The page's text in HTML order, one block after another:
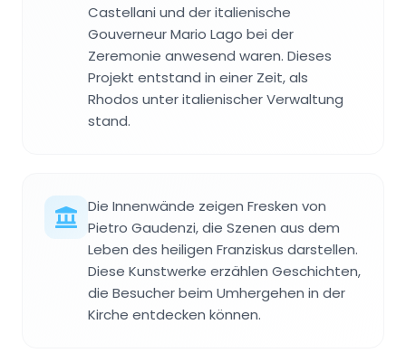
Castellani und der italienische
Gouverneur Mario Lago bei der
Zeremonie anwesend waren. Dieses
Projekt entstand in einer Zeit, als
Rhodos unter italienischer Verwaltung
stand.
Die Innenwände zeigen Fresken von
Pietro Gaudenzi, die Szenen aus dem
Leben des heiligen Franziskus darstellen.
Diese Kunstwerke erzählen Geschichten,
die Besucher beim Umhergehen in der
Kirche entdecken können.